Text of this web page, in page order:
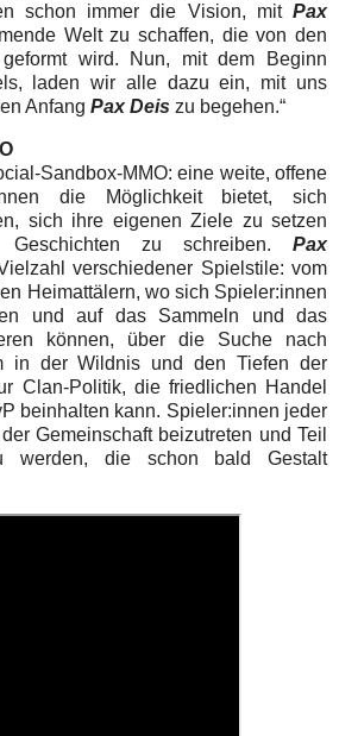
schon immer die Vision, mit Pax
Welt zu schaffen, die von den
wird. Nun, mit dem Beginn
laden wir alle dazu ein, mit uns
Anfang Pax Deis zu begehen.“
Sandbox-MMO: eine weite, offene
die Möglichkeit bietet, sich
sich ihre eigenen Ziele zu setzen
zu schreiben. Pax
verschiedener Spielstile: vom
Heimattälern, wo sich Spieler:innen
und auf das Sammeln und das
können, über die Suche nach
in der Wildnis und den Tiefen der
Clan-Politik, die friedlichen Handel
beinhalten kann. Spieler:innen jeder
Gemeinschaft beizutreten und Teil
werden, die schon bald Gestalt